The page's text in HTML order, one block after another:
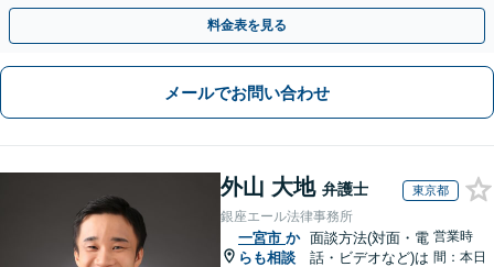
や契約書作成・交渉はお任せください【初回無料】
料金表を見る
メールでお問い合わせ
外山 大地 弁護士 東京都
銀座エール法律事務所
一宮市 か
らも相談
面談方法(対面・電
話・ビデオなど)は
営業時
間：本日